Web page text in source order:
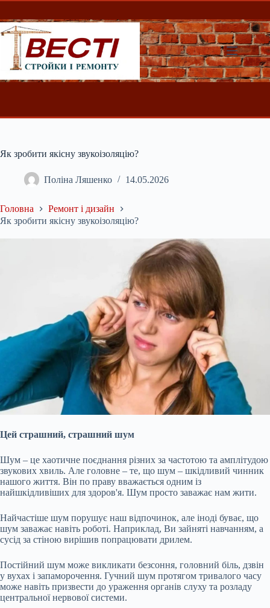
Перейти
вмісту
Як зробити якісну звукоізоляцію?
Поліна Ляшенко 14.05.2026
Головна
Ремонт і дизайн
Як зробити якісну звукоізоляцію?
Цей страшний, страшний шум
Шум – це хаотичне поєднання різних за частотою та амплітудою
звукових хвиль. Але головне – те, що шум – шкідливий чинник
нашого життя. Він по праву вважається одним із
найшкідливіших для здоров'я. Шум просто заважає нам жити.
Найчастіше шум порушує наш відпочинок, але іноді буває, що
шум заважає навіть роботі. Наприклад, Ви зайняті навчанням, а
сусід за стіною вирішив попрацювати дрилем.
Постійний шум може викликати безсоння, головний біль, дзвін
у вухах і запаморочення. Гучний шум протягом тривалого часу
може навіть призвести до ураження органів слуху та розладу
центральної нервової системи.